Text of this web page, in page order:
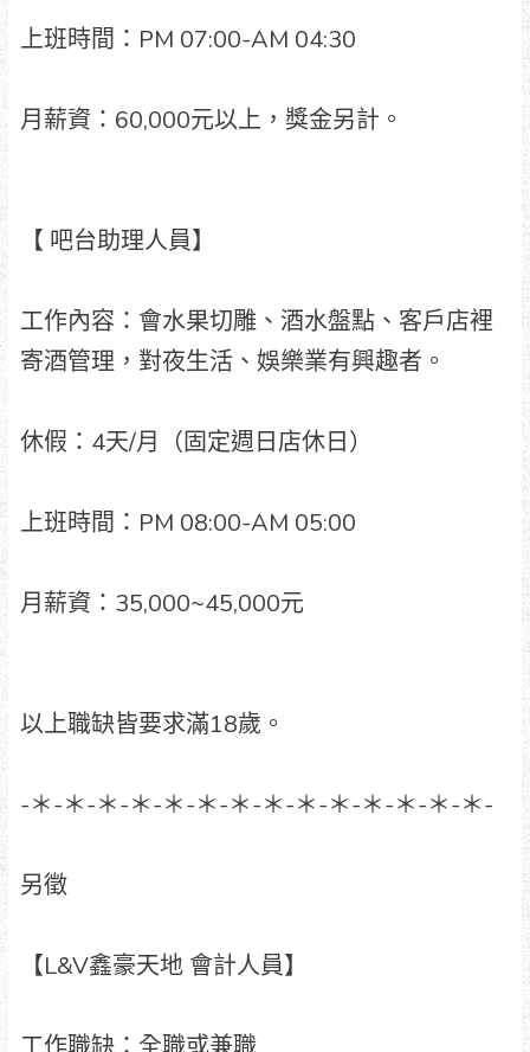
上班時間：PM 07:00-AM 04:30
月薪資：60,000元以上，獎金另計。
【 吧台助理人員】
工作內容：會水果切雕、酒水盤點、客戶店裡
寄酒管理，對夜生活、娛樂業有興趣者。
休假：4天/月（固定週日店休日）
上班時間：PM 08:00-AM 05:00
月薪資：35,000~45,000元
以上職缺皆要求滿18歲。
-＊-＊-＊-＊-＊-＊-＊-＊-＊-＊-＊-＊-＊-＊-
另徵
【L&V鑫豪天地 會計人員】